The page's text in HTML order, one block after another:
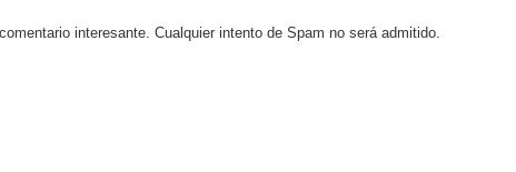
interesante. Cualquier intento de Spam no será admitido.